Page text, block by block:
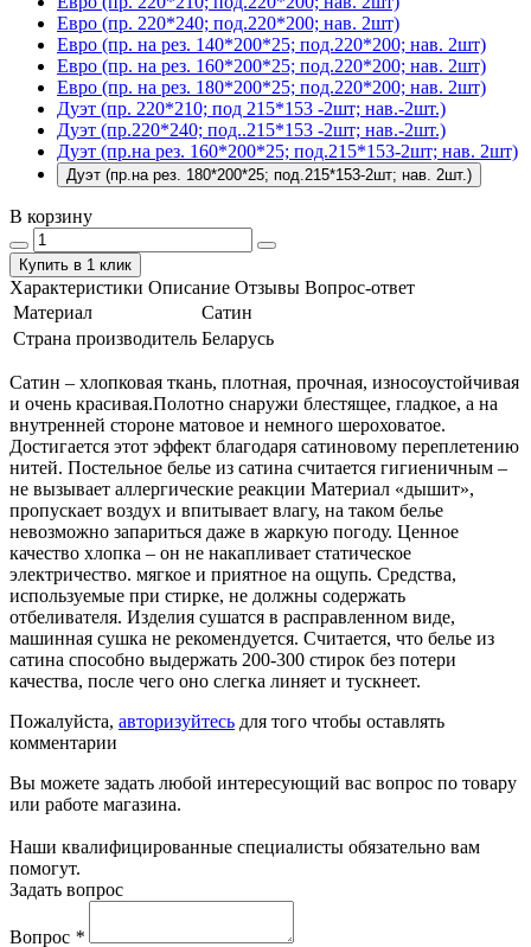
Евро (пр. 220*240; под.220*200; нав. 2шт)
Евро (пр. на рез. 140*200*25; под.220*200; нав. 2шт)
Евро (пр. на рез. 160*200*25; под.220*200; нав. 2шт)
Евро (пр. на рез. 180*200*25; под.220*200; нав. 2шт)
Дуэт (пр. 220*210; под 215*153 -2шт; нав.-2шт.)
Дуэт (пр.220*240; под..215*153 -2шт; нав.-2шт.)
Дуэт (пр.на рез. 160*200*25; под.215*153-2шт; нав. 2шт)
Дуэт (пр.на рез. 180*200*25; под.215*153-2шт; нав. 2шт.)
В корзину
Купить в 1 клик
Характеристики Описание Отзывы Вопрос-ответ
Материал
Сатин
Страна производитель Беларусь
Сатин – хлопковая ткань, плотная, прочная, износоустойчивая
и очень красивая.Полотно снаружи блестящее, гладкое, а на
внутренней стороне матовое и немного шероховатое.
Достигается этот эффект благодаря сатиновому переплетению
нитей. Постельное белье из сатина считается гигиеничным –
не вызывает аллергические реакции Материал «дышит»,
пропускает воздух и впитывает влагу, на таком белье
невозможно запариться даже в жаркую погоду. Ценное
качество хлопка – он не накапливает статическое
электричество. мягкое и приятное на ощупь. Средства,
используемые при стирке, не должны содержать
отбеливателя. Изделия сушатся в расправленном виде,
машинная сушка не рекомендуется. Считается, что белье из
сатина способно выдержать 200-300 стирок без потери
качества, после чего оно слегка линяет и тускнеет.
Пожалуйста, авторизуйтесь для того чтобы оставлять
комментарии
Вы можете задать любой интересующий вас вопрос по товару
или работе магазина.
Наши квалифицированные специалисты обязательно вам
помогут.
Задать вопрос
Вопрос *